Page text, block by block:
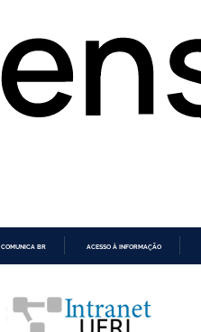
COMUNICA BR ACESSO À INFORMAÇÃO